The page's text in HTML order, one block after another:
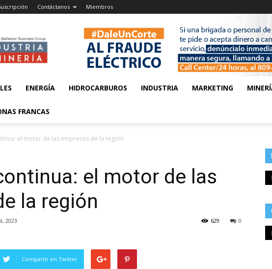
Contáctanos Miembros
ENERGÍA HIDROCARBUROS INDUSTRIA MARKETING
FRANCAS
el motor de las empresas de la región
el motor de las
la región
2023 0
629
Compartir en Twitter